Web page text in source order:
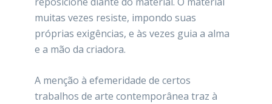
muitas vezes resiste, impondo suas
próprias exigências, e às vezes guia a alma
e a mão da criadora.
A menção à efemeridade de certos
trabalhos de arte contemporânea traz à